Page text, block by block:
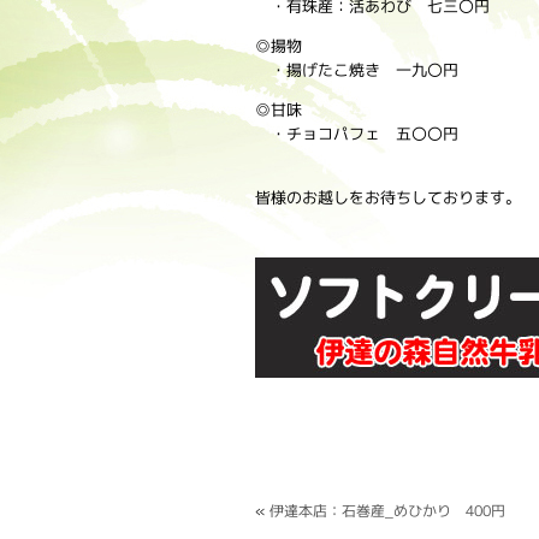
・有珠産：活あわび 七三〇円
◎揚物
・揚げたこ焼き 一九〇円
◎甘味
・チョコパフェ 五〇〇円
皆様のお越しをお待ちしております。
« 伊達本店：石巻産_めひかり 400円